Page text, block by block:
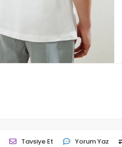
Tavsiye Et Yorum Yaz